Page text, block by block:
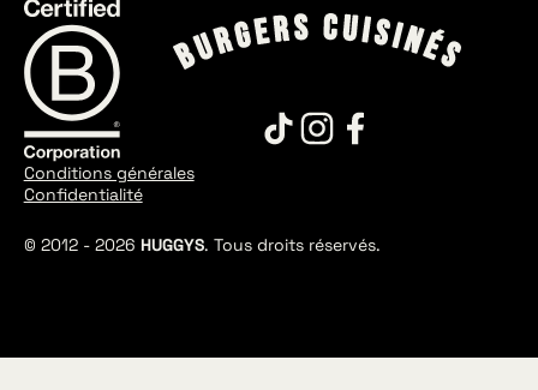
© 2012 - 2026 HUGGYS. Tous droits réservés.
Conditions générales
Confidentialité